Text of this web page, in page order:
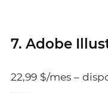
7. Adobe
22,99 $/mes –